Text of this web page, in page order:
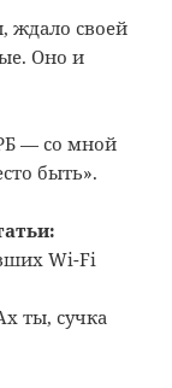
ждало своей
Оно и
— со мной
быть».
Wi-Fi
ты, сучка